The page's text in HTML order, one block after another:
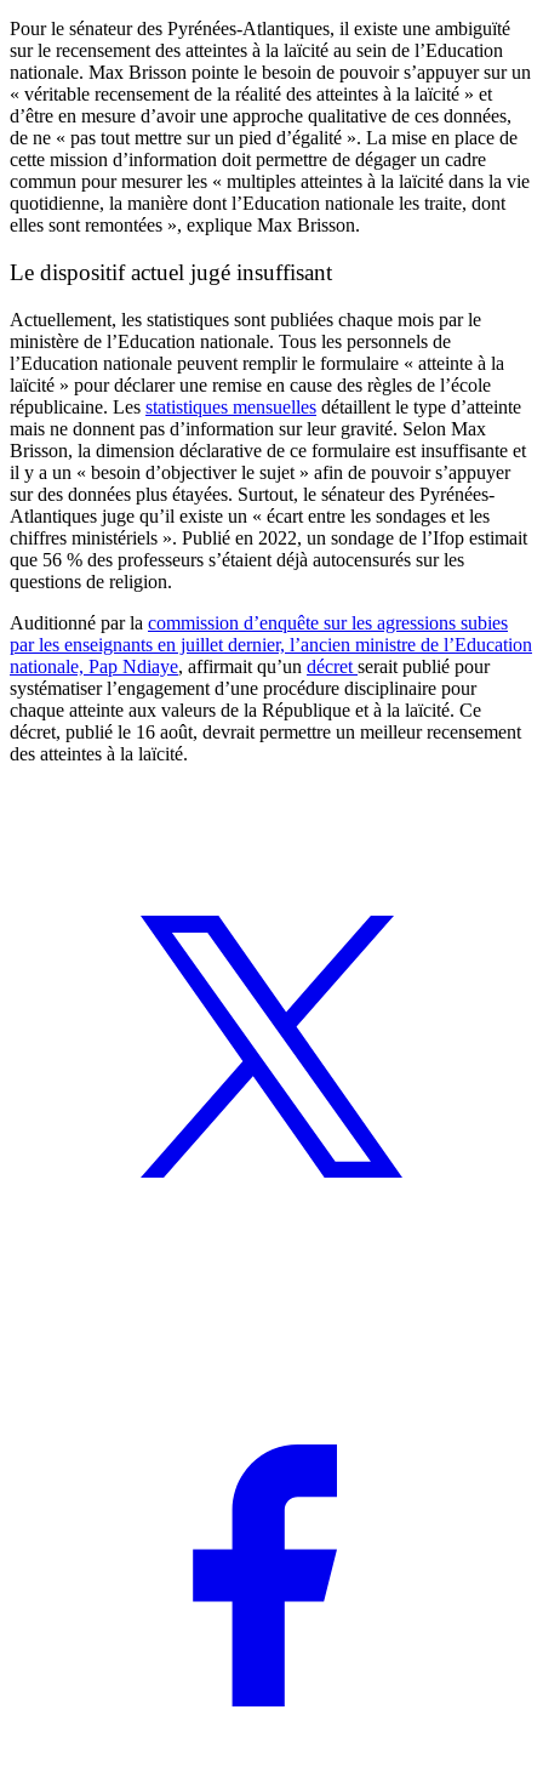
Pour le sénateur des Pyrénées-Atlantiques, il existe une ambiguïté
sur le recensement des atteintes à la laïcité au sein de l’Education
nationale. Max Brisson pointe le besoin de pouvoir s’appuyer sur un
« véritable recensement de la réalité des atteintes à la laïcité » et
d’être en mesure d’avoir une approche qualitative de ces données,
de ne « pas tout mettre sur un pied d’égalité ». La mise en place de
cette mission d’information doit permettre de dégager un cadre
commun pour mesurer les « multiples atteintes à la laïcité dans la vie
quotidienne, la manière dont l’Education nationale les traite, dont
elles sont remontées », explique Max Brisson.
Le dispositif actuel jugé insuffisant
Actuellement, les statistiques sont publiées chaque mois par le
ministère de l’Education nationale. Tous les personnels de
l’Education nationale peuvent remplir le formulaire « atteinte à la
laïcité » pour déclarer une remise en cause des règles de l’école
républicaine. Les statistiques mensuelles détaillent le type d’atteinte
mais ne donnent pas d’information sur leur gravité. Selon Max
Brisson, la dimension déclarative de ce formulaire est insuffisante et
il y a un « besoin d’objectiver le sujet » afin de pouvoir s’appuyer
sur des données plus étayées. Surtout, le sénateur des Pyrénées-
Atlantiques juge qu’il existe un « écart entre les sondages et les
chiffres ministériels ». Publié en 2022, un sondage de l’Ifop estimait
que 56 % des professeurs s’étaient déjà autocensurés sur les
questions de religion.
Auditionné par la commission d’enquête sur les agressions subies
par les enseignants en juillet dernier, l’ancien ministre de l’Education
nationale, Pap Ndiaye, affirmait qu’un décret serait publié pour
systématiser l’engagement d’une procédure disciplinaire pour
chaque atteinte aux valeurs de la République et à la laïcité. Ce
décret, publié le 16 août, devrait permettre un meilleur recensement
des atteintes à la laïcité.